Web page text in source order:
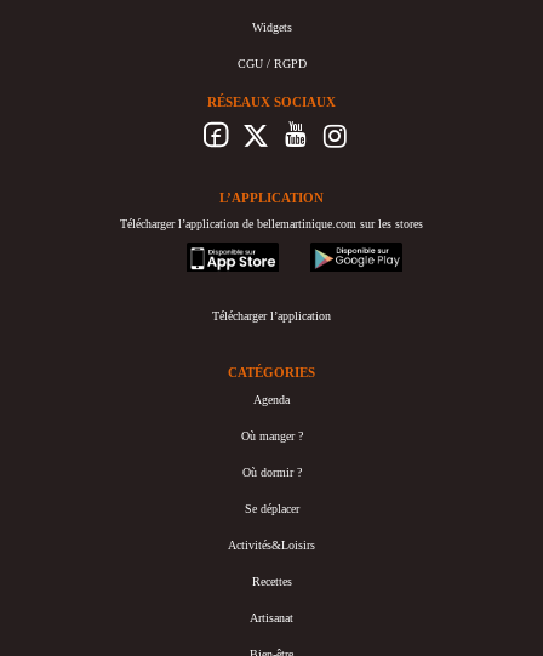
Widgets
CGU / RGPD
RÉSEAUX SOCIAUX
L’APPLICATION
Télécharger l’application de bellemartinique.com sur les stores
appstore
googleplay
Télécharger l’application
CATÉGORIES
Agenda
Où manger ?
Où dormir ?
Se déplacer
Activités&Loisirs
Recettes
Artisanat